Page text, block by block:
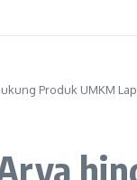
Produk UMKM